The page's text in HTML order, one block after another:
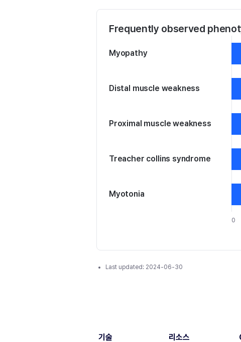
Frequently observed
0
Myopathy
Distal muscle weakness
Proximal muscle weakness
Treacher collins syndrome
Myotonia
Last updated: 2024-06-30
기술 리소스